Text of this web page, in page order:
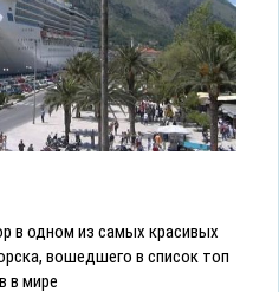
в одном из самых красивых
вошедшего в список топ
в мире